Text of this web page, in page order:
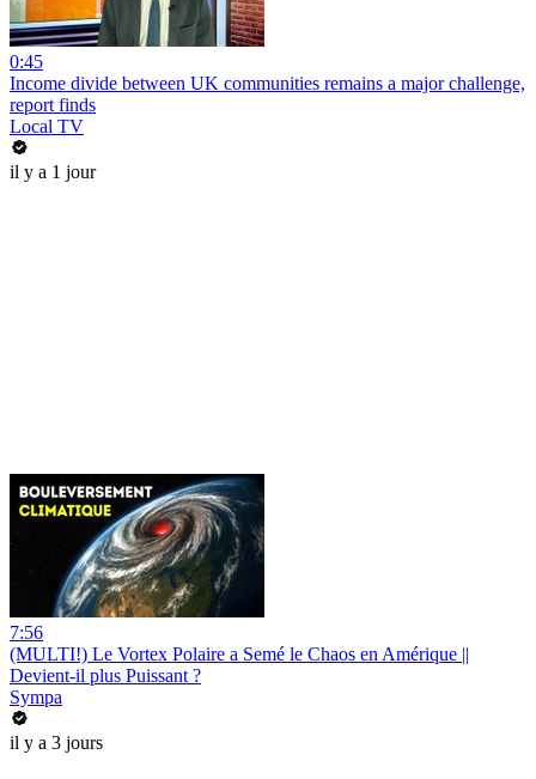
0:45
Income divide between UK communities remains a major challenge,
report finds
Local TV
il y a 1 jour
7:56
(MULTI!) Le Vortex Polaire a Semé le Chaos en Amérique ||
Devient-il plus Puissant ?
Sympa
il y a 3 jours